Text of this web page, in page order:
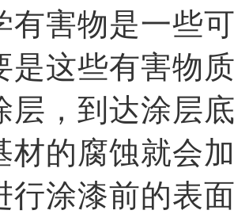
有害物是一些
是这些有害物
层，到达涂层
材的腐蚀就会
行涂漆前的表